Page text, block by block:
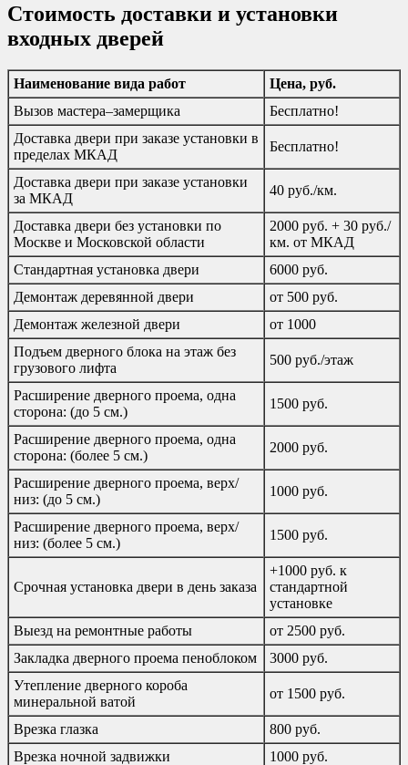
Стоимость доставки и установки
входных дверей
Наименование вида работ
Цена, руб.
Вызов мастера–замерщика
Бесплатно!
Доставка двери при заказе установки в
пределах МКАД
Бесплатно!
Доставка двери при заказе установки
за МКАД
40 руб./км.
Доставка двери без установки по
Москве и Московской области
2000 руб. + 30 руб./
км. от МКАД
Стандартная установка двери
6000 руб.
Демонтаж деревянной двери
от 500 руб.
Демонтаж железной двери
от 1000
Подъем дверного блока на этаж без
грузового лифта
500 руб./этаж
Расширение дверного проема, одна
сторона: (до 5 см.)
1500 руб.
Расширение дверного проема, одна
сторона: (более 5 см.)
2000 руб.
Расширение дверного проема, верх/
низ: (до 5 см.)
1000 руб.
Расширение дверного проема, верх/
низ: (более 5 см.)
1500 руб.
Срочная установка двери в день заказа
+1000 руб. к
стандартной
установке
Выезд на ремонтные работы
от 2500 руб.
Закладка дверного проема пеноблоком
3000 руб.
Утепление дверного короба
минеральной ватой
от 1500 руб.
Врезка глазка
800 руб.
Врезка ночной задвижки
1000 руб.